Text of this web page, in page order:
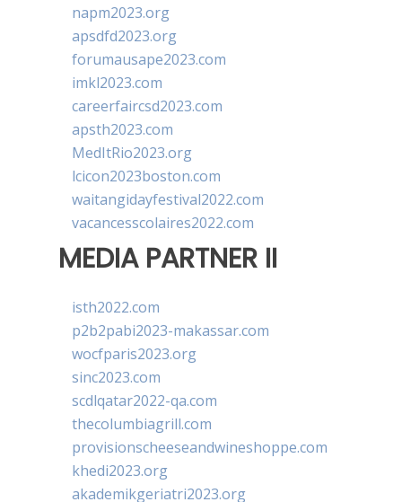
napm2023.org
apsdfd2023.org
forumausape2023.com
imkl2023.com
careerfaircsd2023.com
apsth2023.com
MedItRio2023.org
lcicon2023boston.com
waitangidayfestival2022.com
vacancesscolaires2022.com
MEDIA PARTNER II
isth2022.com
p2b2pabi2023-makassar.com
wocfparis2023.org
sinc2023.com
scdlqatar2022-qa.com
thecolumbiagrill.com
provisionscheeseandwineshoppe.com
khedi2023.org
akademikgeriatri2023.org